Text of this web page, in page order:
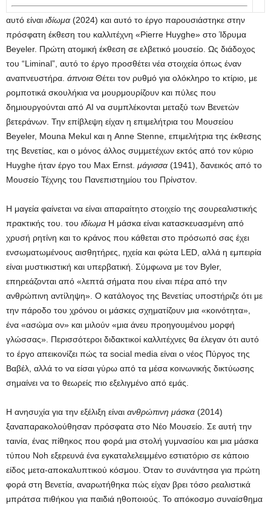
αυτό είναι ιδίωμα (2024) και αυτό το έργο παρουσιάστηκε στην
πρόσφατη έκθεση του καλλιτέχνη «Pierre Huyghe» στο Ίδρυμα
Beyeler. Πρώτη ατομική έκθεση σε ελβετικό μουσείο. Ως διάδοχος
του “Liminal”, αυτό το έργο προσθέτει νέα στοιχεία όπως έναν
αναπνευστήρα. άπνοια Θέτει τον ρυθμό για ολόκληρο το κτίριο, με
ρομποτικά σκουλήκια να μουρμουρίζουν και πύλες που
δημιουργούνται από AI να συμπλέκονται μεταξύ των Βενετών
βετεράνων. Την επίβλεψη είχαν η επιμελήτρια του Μουσείου
Beyeler, Mouna Mekul και η Anne Stenne, επιμελήτρια της έκθεσης
της Βενετίας, και ο μόνος άλλος συμμετέχων εκτός από τον κύριο
Huyghe ήταν έργο του Max Ernst. μάγισσα (1941), δανεικός από το
Μουσείο Τέχνης του Πανεπιστημίου του Πρίνστον.
Η μαγεία φαίνεται να είναι απαραίτητο στοιχείο της σουρεαλιστικής
πρακτικής του. του ιδίωμα Η μάσκα είναι κατασκευασμένη από
χρυσή ρητίνη και το κράνος που κάθεται στο πρόσωπό σας έχει
ενσωματωμένους αισθητήρες, ηχεία και φώτα LED, αλλά η εμπειρία
είναι μυστικιστική και υπερβατική. Σύμφωνα με τον Byler,
επηρεάζονται από «λεπτά σήματα που είναι πέρα ​​από την
ανθρώπινη αντίληψη». Ο κατάλογος της Βενετίας υποστήριζε ότι με
την πάροδο του χρόνου οι μάσκες σχηματίζουν μια «κοινότητα»,
ένα «ασώμα ον» και μιλούν «μια άνευ προηγουμένου μορφή
γλώσσας». Περισσότεροι διδακτικοί καλλιτέχνες θα έλεγαν ότι αυτό
το έργο απεικονίζει πώς τα social media είναι ο νέος Πύργος της
Βαβέλ, αλλά το να είσαι γύρω από τα μέσα κοινωνικής δικτύωσης
σημαίνει να το θεωρείς πιο εξελιγμένο από εμάς.
Η ανησυχία για την εξέλιξη είναι ανθρώπινη μάσκα (2014)
ξαναπαρακολούθησαν πρόσφατα στο Νέο Μουσείο. Σε αυτή την
ταινία, ένας πίθηκος που φορά μια στολή γυμνασίου και μια μάσκα
τύπου Noh εξερευνά ένα εγκαταλελειμμένο εστιατόριο σε κάποιο
είδος μετα-αποκαλυπτικού κόσμου. Όταν το συνάντησα για πρώτη
φορά στη Βενετία, αναρωτήθηκα πώς είχαν βρει τόσο ρεαλιστικά
μπράτσα πιθήκου για παιδιά ηθοποιούς. Το απόκοσμο συναίσθημα